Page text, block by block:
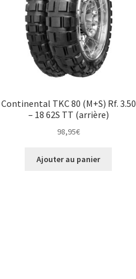
Continental TKC 80 (M+S) Rf. 3.50
– 18 62S TT (arrière)
98,95€
Ajouter au panier